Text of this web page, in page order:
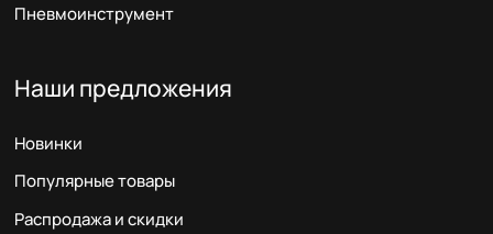
Пневмоинструмент
Наши предложения
Новинки
Популярные товары
Распродажа и скидки